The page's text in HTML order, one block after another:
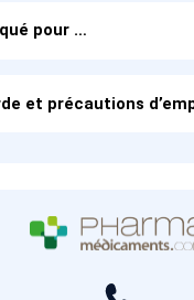
pour …
et précautions